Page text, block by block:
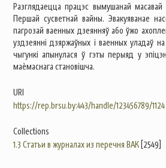
Разглядаецца працэс вымушанай масавай
Першай сусветнай вайны. Эвакуяванае
пагрозай ваенных дзеянняў або ўжо
уздзеянні дзяржаўных і ваенных уладаў
чыгункі апынулася ў гэты перыяд у
маѐмаснага становішча.
URI
https://rep.brsu.by:443/handle/123456789/1124
Collections
1.3 Статьи в журналах из перечня ВАК[2549]